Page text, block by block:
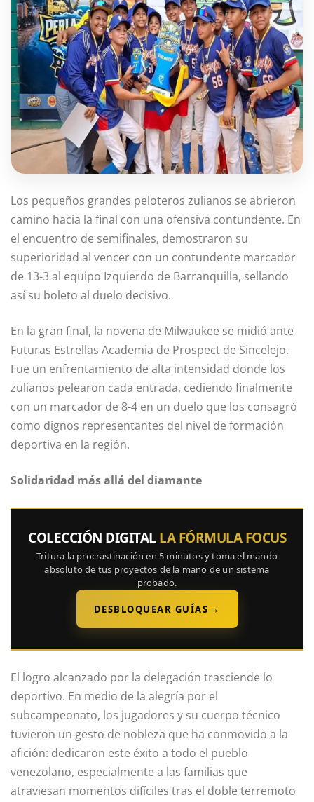
Los pequeños grandes peloteros zulianos se abrieron
camino hacia la final con una ofensiva contundente. En
el encuentro de semifinales, demostraron su
superioridad al vencer con un contundente marcador
de 13-3 al equipo Izquierdo de Barranquilla, sellando
así su boleto al duelo decisivo.
En la gran final, la novena de Milwaukee se midió ante
Futuras Estrellas Academia de Prospect de Sincelejo.
Fue un enfrentamiento de alta intensidad donde los
zulianos pelearon cada entrada, cediendo finalmente
con un marcador de 8-4 en un duelo que los consagró
como dignos representantes del nivel de formación
deportiva en la región.
Solidaridad más allá del diamante
COLECCIÓN DIGITAL LA FÓRMULA FOCUS
Tritura la procrastinación en 5 minutos y toma el mando
absoluto de tus proyectos de la mano de un sistema
probado.
DESBLOQUEAR GUÍAS →
El logro alcanzado por la delegación trasciende lo
deportivo. En medio de la alegría por el
subcampeonato, los jugadores y su cuerpo técnico
tuvieron un gesto de nobleza que ha conmovido a la
afición: dedicaron este éxito a todo el pueblo
venezolano, especialmente a las familias que
atraviesan momentos difíciles tras el doble terremoto